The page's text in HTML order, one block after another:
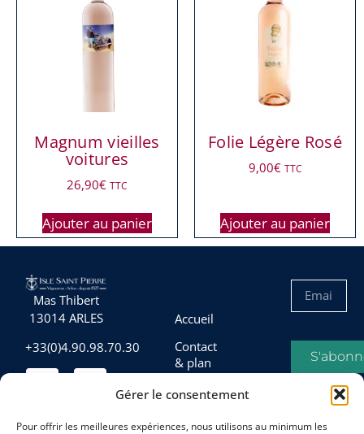
Gérer le consentement
Pour offrir les meilleures expériences, nous utilisons au minimum les
Magnum vieilles
voitures
26,90€ TTC
Ajouter au panier
Folie Légère Rosé
9,00€ TTC
Ajouter au panier
Mas Thibert
13014 ARLES
+33(0)4.90.98.70.30
Accueil
Contact
& plan
générales